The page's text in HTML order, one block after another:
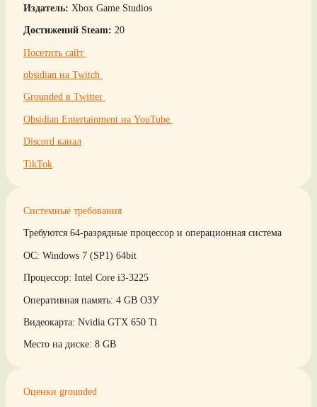
Издатель: Xbox Game Studios
Достижений Steam: 20
Посетить сайт
obsidian на Twitch
Grounded в Twitter
Obsidian Entertainment на YouTube
Discord канал
TikTok
Системные требования
Требуются 64-разрядные процессор и операционная система
ОС: Windows 7 (SP1) 64bit
Процессор: Intel Core i3-3225
Оперативная память: 4 GB ОЗУ
Видеокарта: Nvidia GTX 650 Ti
Место на диске: 8 GB
Оценки grounded